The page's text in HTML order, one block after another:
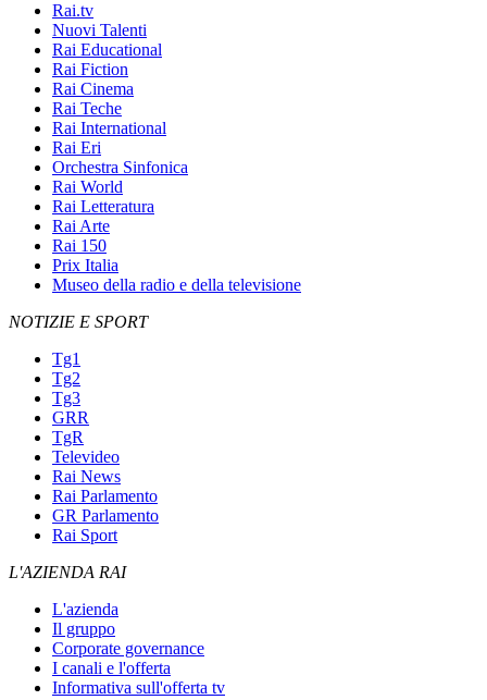
Rai.tv
Nuovi Talenti
Rai Educational
Rai Fiction
Rai Cinema
Rai Teche
Rai International
Rai Eri
Orchestra Sinfonica
Rai World
Rai Letteratura
Rai Arte
Rai 150
Prix Italia
Museo della radio e della televisione
NOTIZIE E SPORT
Tg1
Tg2
Tg3
GRR
TgR
Televideo
Rai News
Rai Parlamento
GR Parlamento
Rai Sport
L'AZIENDA RAI
L'azienda
Il gruppo
Corporate governance
I canali e l'offerta
Informativa sull'offerta tv